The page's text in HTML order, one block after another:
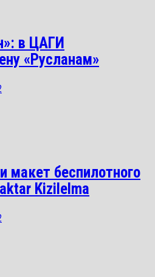
в ЦАГИ
«Русланам»
макет беспилотного
Kizilelma